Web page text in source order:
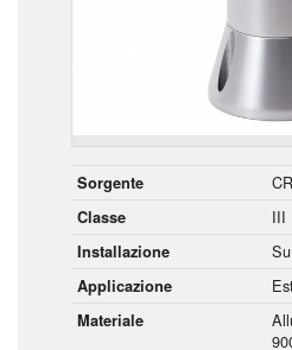
Sorgente
Classe III
Installazione
Applicazione
Materiale